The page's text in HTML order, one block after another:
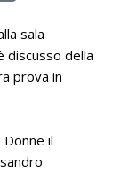
sala
discusso della
prova in
il